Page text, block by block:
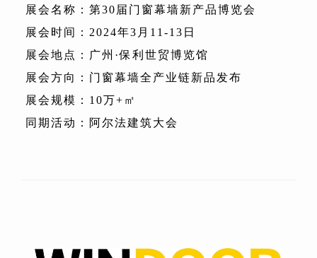
展会名称：第30届门窗幕墙新产品博览会
展会时间：2024年3月11-13日
展会地点：广州·保利世贸博览馆
展会方向：门窗幕墙全产业链新品发布
展会规模：10万+㎡
同期活动：阿尔法建筑大会